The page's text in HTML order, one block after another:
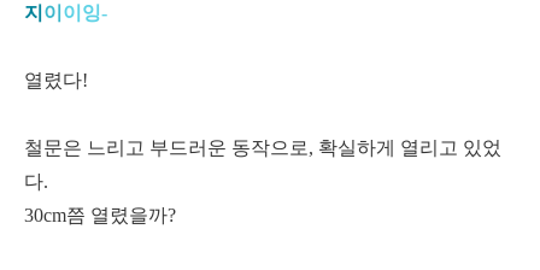
지 이 이 잉-
열렸다!
철문은 느리고 부드러운 동작으로, 확실하게 열리고 있었
다.
30cm쯤 열렸을까?